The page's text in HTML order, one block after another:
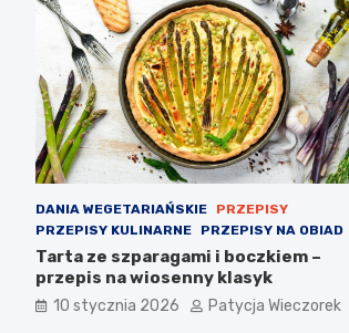
DANIA WEGETARIAŃSKIE
PRZEPISY
PRZEPISY KULINARNE
PRZEPISY NA OBIAD
Tarta ze szparagami i boczkiem –
przepis na wiosenny klasyk
10 stycznia 2026 Patycja Wieczorek